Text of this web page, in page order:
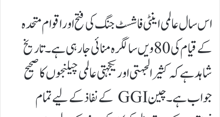
اس سال عالمی اینٹی فاشسٹ جنگ کی فتح اور اقوام متحدہ
کے قیام کی 80 ویں سالگرہ منائی جا رہی ہے۔ تاریخ
شاہد ہے کہ کثیرالجہتی اور یکجہتی عالمی چیلنجوں کا صحیح
جواب ہے۔ چین GGI کے نفاذ کے لیے تمام